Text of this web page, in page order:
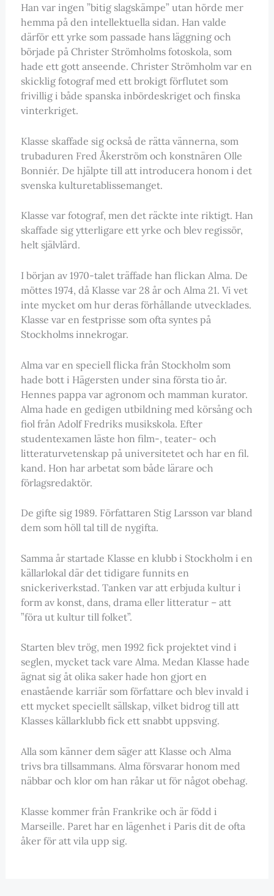
Han var ingen ”bitig slagskämpe” utan hörde mer
hemma på den intellektuella sidan. Han valde
därför ett yrke som passade hans läggning och
började på Christer Strömholms fotoskola, som
hade ett gott anseende. Christer Strömholm var en
skicklig fotograf med ett brokigt förflutet som
frivillig i både spanska inbördeskriget och finska
vinterkriget.
Klasse skaffade sig också de rätta vännerna, som
trubaduren Fred Åkerström och konstnären Olle
Bonniér. De hjälpte till att introducera honom i det
svenska kulturetablissemanget.
Klasse var fotograf, men det räckte inte riktigt. Han
skaffade sig ytterligare ett yrke och blev regissör,
helt självlärd.
I början av 1970-talet träffade han flickan Alma. De
möttes 1974, då Klasse var 28 år och Alma 21. Vi vet
inte mycket om hur deras förhållande utvecklades.
Klasse var en festprisse som ofta syntes på
Stockholms innekrogar.
Alma var en speciell flicka från Stockholm som
hade bott i Hägersten under sina första tio år.
Hennes pappa var agronom och mamman kurator.
Alma hade en gedigen utbildning med körsång och
fiol från Adolf Fredriks musikskola. Efter
studentexamen läste hon film-, teater- och
litteraturvetenskap på universitetet och har en fil.
kand. Hon har arbetat som både lärare och
förlagsredaktör.
De gifte sig 1989. Författaren Stig Larsson var bland
dem som höll tal till de nygifta.
Samma år startade Klasse en klubb i Stockholm i en
källarlokal där det tidigare funnits en
snickeriverkstad. Tanken var att erbjuda kultur i
form av konst, dans, drama eller litteratur – att
”föra ut kultur till folket”.
Starten blev trög, men 1992 fick projektet vind i
seglen, mycket tack vare Alma. Medan Klasse hade
ägnat sig åt olika saker hade hon gjort en
enastående karriär som författare och blev invald i
ett mycket speciellt sällskap, vilket bidrog till att
Klasses källarklubb fick ett snabbt uppsving.
Alla som känner dem säger att Klasse och Alma
trivs bra tillsammans. Alma försvarar honom med
näbbar och klor om han råkar ut för något obehag.
Klasse kommer från Frankrike och är född i
Marseille. Paret har en lägenhet i Paris dit de ofta
åker för att vila upp sig.